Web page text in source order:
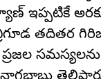
ఇప్పటికే
తదితర
సమస్యలను
నాగబాబు